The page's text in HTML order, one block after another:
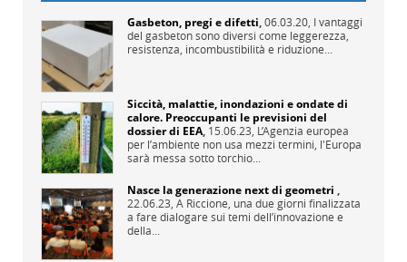
Gasbeton, pregi e difetti,06.03.20, I vantaggi
del gasbeton sono diversi come leggerezza,
resistenza, incombustibilità e riduzione...
Siccità, malattie, inondazioni e ondate di
calore. Preoccupanti le previsioni del
dossier di EEA, 15.06.23, L’Agenzia europea
per l’ambiente non usa mezzi termini, l'Europa
sarà messa sotto torchio...
Nasce la generazione next di geometri ,
22.06.23, A Riccione, una due giorni finalizzata
a fare dialogare sui temi dell’innovazione e
della...